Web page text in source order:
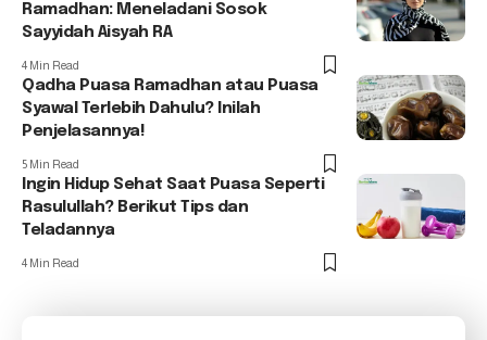
Ramadhan: Meneladani Sosok
Sayyidah Aisyah RA
4 Min Read
Qadha Puasa Ramadhan atau Puasa
Syawal Terlebih Dahulu? Inilah
Penjelasannya!
5 Min Read
Ingin Hidup Sehat Saat Puasa Seperti
Rasulullah? Berikut Tips dan
Teladannya
4 Min Read